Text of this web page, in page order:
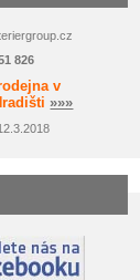
826
v
»»»